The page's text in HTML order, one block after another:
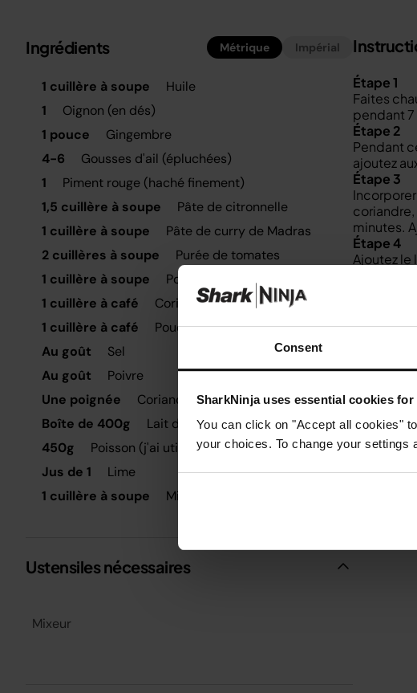
Consent
SharkNinja uses essential cookies
You can click on "Accept all cookies"
your choices. To change your settings
Ingrédients Métrique Impérial
1 cuillère à soupe
Huile
1
Oignon (en dés)
1 pouce
Gingembre
4-6
Gousses d'ail (épluchées)
1
Piment rouge (haché finement)
1,5 cuillère à soupe
Pâte de citronnelle
1 cuillère à soupe
Pâte de curry de Madras
2 cuillères à soupe
Purée de tomates
1 cuillère à soupe
Poudre de cumin
1 cuillère à café
Coriandre en poudre
1 cuillère à café
Poudre de curcuma
Au goût
Sel
Au goût
Poivre
Une poignée
Coriandre (hachée et tiges incluses)
Boîte de 400g
Lait de coco
450g
Poisson (j'ai utilisé de la morue)
Jus de 1
Lime
1 cuillère à soupe
Miel
Ustensiles nécessaires
Mixeur
Étape 1
Faites
pendant
Étape 2
Pendant
ajoutez
Étape 3
minutes.
Étape 4
Ajoutez le
Étape 6
Pressez